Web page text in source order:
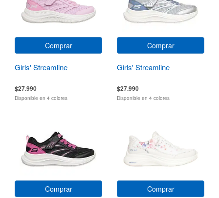
Comprar
Girls' Streamline
$27.990
Disponible en 4 colores
Comprar
Girls' Streamline
$27.990
Disponible en 4 colores
Comprar Comprar